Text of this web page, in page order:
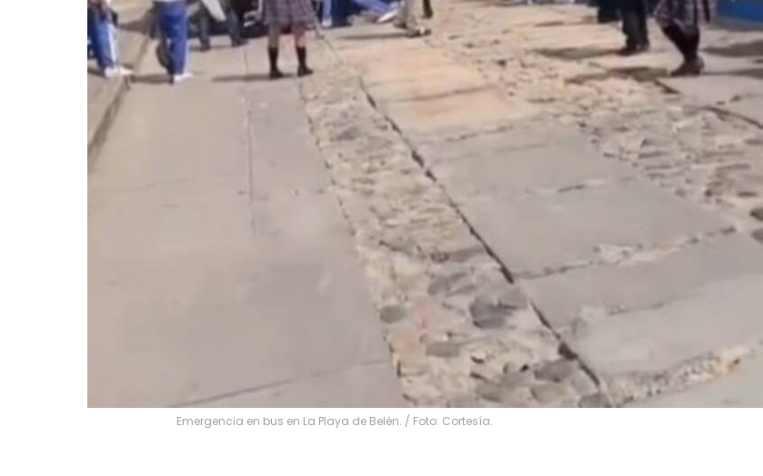
Emergencia en bus en La Playa de Belén. / Foto: Cortesía.